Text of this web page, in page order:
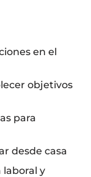
en el
objetivos
para
desde casa
y